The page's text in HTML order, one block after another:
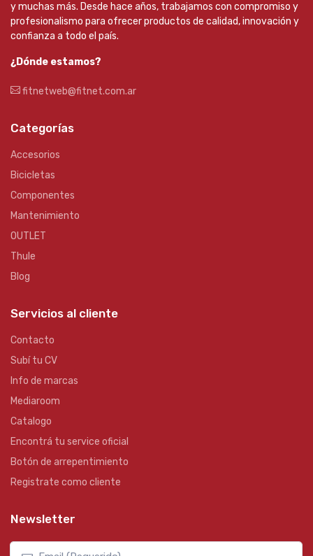
y muchas más. Desde hace años, trabajamos con compromiso y
profesionalismo para ofrecer productos de calidad, innovación y
confianza a todo el país.
¿Dónde estamos?
fitnetweb@fitnet.com.ar
Categorías
Accesorios
Bicicletas
Componentes
Mantenimiento
OUTLET
Thule
Blog
Servicios al cliente
Contacto
Subí tu CV
Info de marcas
Mediaroom
Catalogo
Encontrá tu service oficial
Botón de arrepentimiento
Registrate como cliente
Newsletter